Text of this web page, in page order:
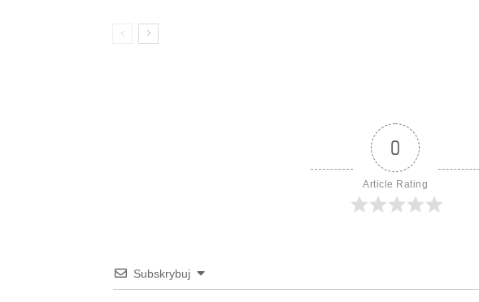
0
Article Rating
Subskrybuj